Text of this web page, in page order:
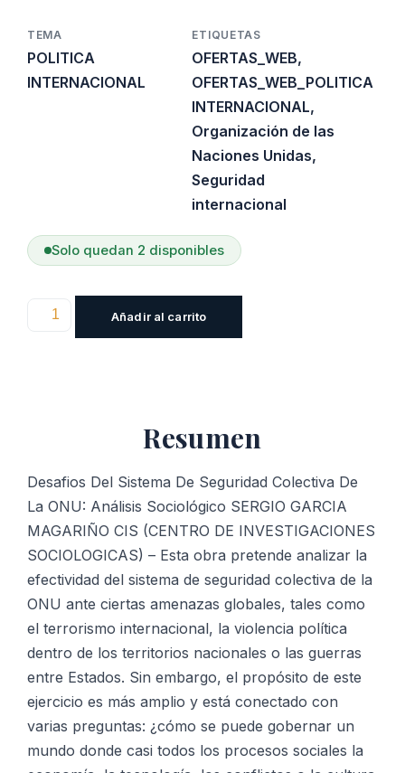
TEMA
POLITICA
INTERNACIONAL
ETIQUETAS
OFERTAS_WEB,
OFERTAS_WEB_POLITICA
INTERNACIONAL,
Organización de las
Naciones Unidas,
Seguridad
internacional
Solo quedan 2 disponibles
Desafios
La
ONU:
Análisis
Sociológico
cantidad
Añadir al carrito
Resumen
Desafios Del Sistema De Seguridad Colectiva De
La ONU: Análisis Sociológico SERGIO GARCIA
MAGARIÑO CIS (CENTRO DE INVESTIGACIONES
SOCIOLOGICAS) – Esta obra pretende analizar la
efectividad del sistema de seguridad colectiva de la
ONU ante ciertas amenazas globales, tales como
el terrorismo internacional, la violencia política
dentro de los territorios nacionales o las guerras
entre Estados. Sin embargo, el propósito de este
ejercicio es más amplio y está conectado con
varias preguntas: ¿cómo se puede gobernar un
mundo donde casi todos los procesos sociales la